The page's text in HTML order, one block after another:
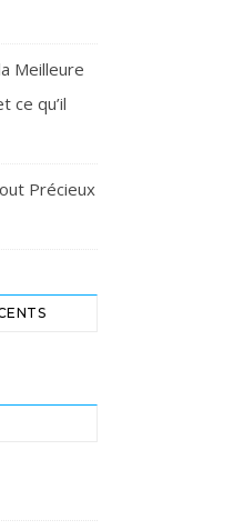
Meilleure
ce qu’il
Précieux